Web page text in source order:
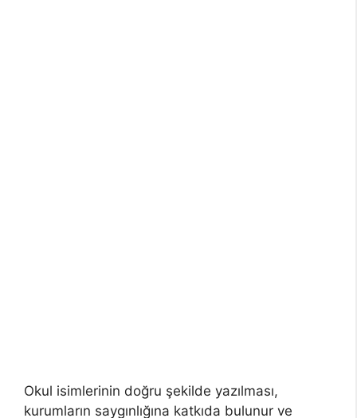
Okul isimlerinin doğru şekilde yazılması,
kurumların saygınlığına katkıda bulunur ve